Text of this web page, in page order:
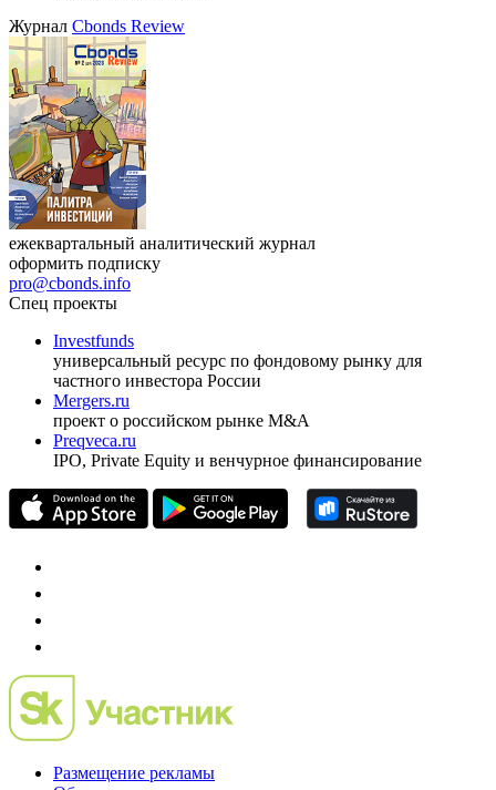
Журнал Cbonds Review
ежеквартальный аналитический журнал
оформить подписку
pro@cbonds.info
Спец проекты
Investfunds
универсальный ресурс по фондовому рынку для
частного инвестора России
Mergers.ru
проект о российском рынке M&A
Preqveca.ru
IPO, Private Equity и венчурное финансирование
Размещение рекламы